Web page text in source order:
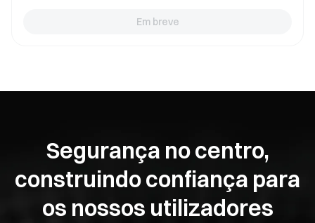
Em breve
Segurança no centro,
construindo confiança para
os nossos utilizadores